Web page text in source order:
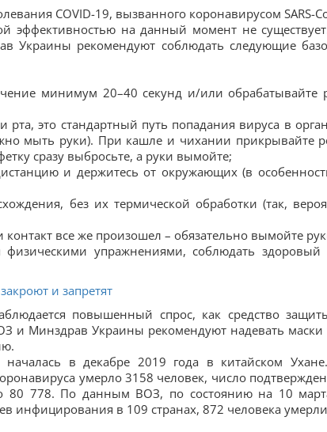
COVID-19, вызванного коронавирусом SARS-
эффективностью на данный момент не
Украины рекомендуют соблюдать следующие
минимум 20–40 секунд и/или обрабатывайте
рта, это стандартный путь попадания вируса в
мыть руки). При кашле и чихании прикрывайте
сразу выбросьте, а руки вымойте;
и держитесь от окружающих (в
без их термической обработки (так,
все же произошел – обязательно вымойте
физическими упражнениями, соблюдать здоровый
и запретят
повышенный спрос, как средство
и Минздрав Украины рекомендуют надевать маски
в декабре 2019 года в китайском
умерло 3158 человек, число
80 778. По данным ВОЗ, по состоянию на 10
инфицирования в 109 странах, 872 человека